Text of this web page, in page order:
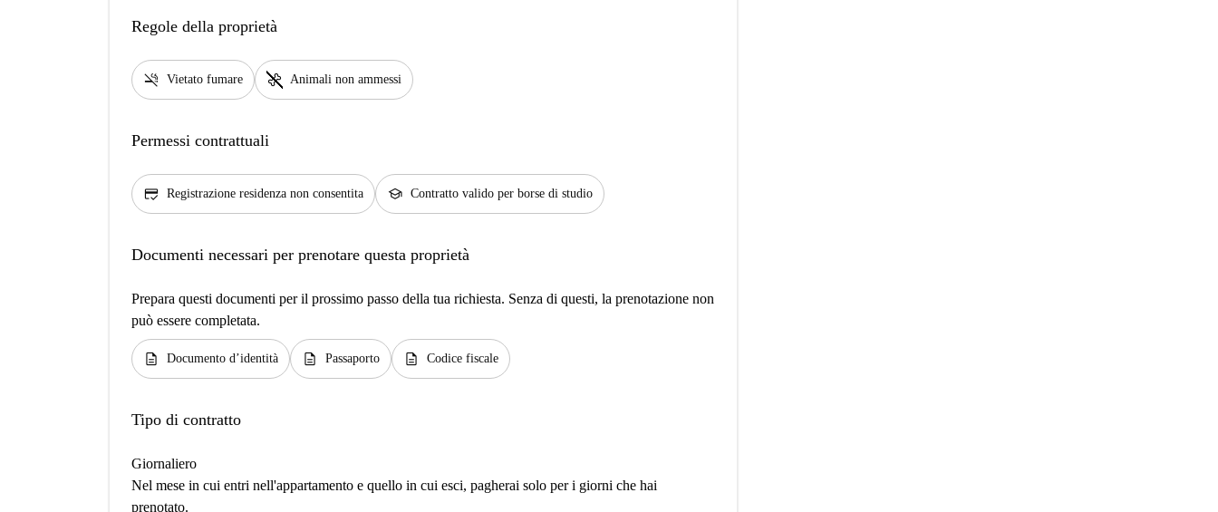
Regole della proprietà
smoke_free Vietato fumare pet_supplies Animali non ammessi
Permessi contrattuali
credit_score Registrazione residenza non consentita school Contratto valido per borse di studio
Documenti necessari per prenotare questa proprietà
Prepara questi documenti per il prossimo passo della tua richiesta. Senza di questi, la prenotazione non
può essere completata.
description Documento d’identità description Passaporto description Codice fiscale
Tipo di contratto
Giornaliero
Nel mese in cui entri nell'appartamento e quello in cui esci, pagherai solo per i giorni che hai
prenotato.